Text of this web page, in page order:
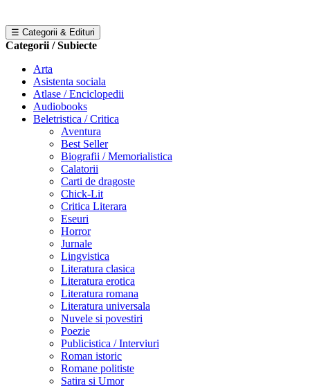
☰ Categorii & Edituri
Categorii / Subiecte
Arta
Asistenta sociala
Atlase / Enciclopedii
Audiobooks
Beletristica / Critica
Aventura
Best Seller
Biografii / Memorialistica
Calatorii
Carti de dragoste
Chick-Lit
Critica Literara
Eseuri
Horror
Jurnale
Lingvistica
Literatura clasica
Literatura erotica
Literatura romana
Literatura universala
Nuvele si povestiri
Poezie
Publicistica / Interviuri
Roman istoric
Romane politiste
Satira si Umor